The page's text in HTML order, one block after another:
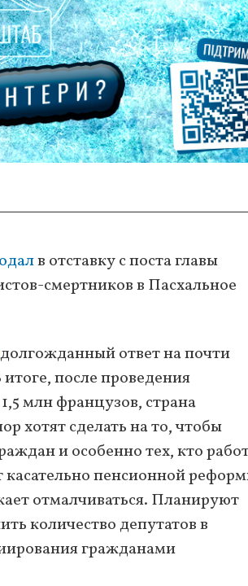
в отставку с поста главы
смертников в Пасхальное
долгожданный ответ на почти
после проведения
млн французов, страна
хотят сделать на то, чтобы
и особенно тех, кто
касательно пенсионной
отмалчиваться. Планируют
количество депутатов в
гражданами